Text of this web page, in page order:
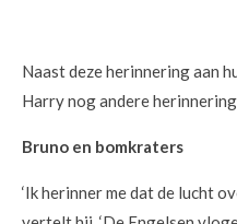
Naast deze herinnering aan
Harry nog andere
Bruno en bomkraters
‘Ik herinner me dat de lucht